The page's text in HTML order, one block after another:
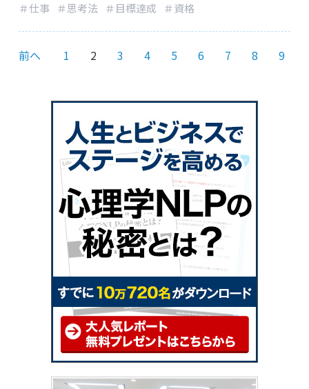
＃仕事 ＃思考法 ＃目標達成 ＃資格
前へ 1 2 3 4 5 6 7 8 9